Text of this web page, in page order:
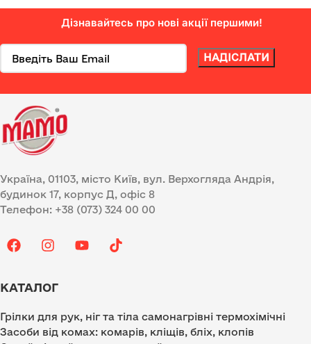
Дізнавайтесь про нові акції першими!
Україна, 01103, місто Київ, вул. Верхогляда Андрія,
будинок 17, корпус Д, офіс 8
Телефон: +38 (073) 324 00 00
КАТАЛОГ
Грілки для рук, ніг та тіла самонагрівні термохімічні
Засоби від комах: комарів, кліщів, бліх, клопів